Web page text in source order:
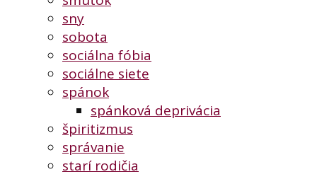
sny
sobota
sociálna fóbia
sociálne siete
spánok
spánková deprivácia
špiritizmus
správanie
starí rodičia